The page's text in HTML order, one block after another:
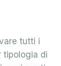
tutti i
tipologia di